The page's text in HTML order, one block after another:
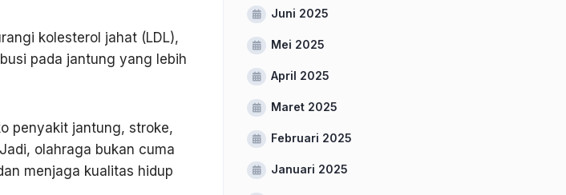
kolesterol jahat (LDL),
pada jantung yang lebih
penyakit jantung, stroke,
olahraga bukan cuma
menjaga kualitas hidup
Juni 2025
Mei 2025
April 2025
Maret 2025
Februari 2025
Januari 2025